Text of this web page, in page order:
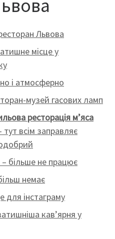
Львова
місце у
і атмосферно
музей гасових ламп
ресторація м’яса
тут всім заправляє
– більше не працює
немає
для інстаграму
кав’ярня у